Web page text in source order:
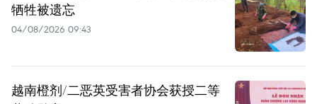
牺牲被遗忘
04/08/2026 09:43
越南橙剂/二恶英受害者协会获授二等